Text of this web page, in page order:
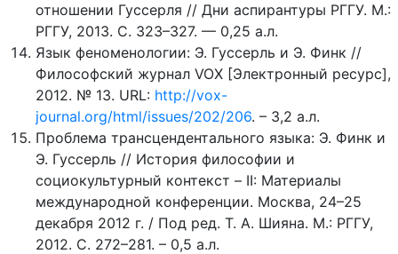
отношении Гуссерля // Дни аспирантуры РГГУ. М.:
РГГУ, 2013. С. 323–327. — 0,25 а.л.
Язык феноменологии: Э. Гуссерль и Э. Финк //
Философский журнал VOX [Электронный ресурс],
2012. № 13. URL: http://vox-
journal.org/html/issues/202/206. – 3,2 а.л.
Проблема трансцендентального языка: Э. Финк и
Э. Гуссерль // История философии и
социокультурный контекст – II: Материалы
международной конференции. Москва, 24–25
декабря 2012 г. / Под ред. Т. А. Шияна. М.: РГГУ,
2012. С. 272–281. – 0,5 а.л.